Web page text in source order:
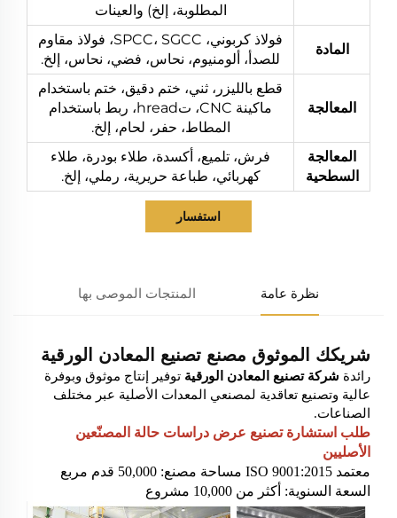
المطلوبة، إلخ) والعينات
المادة
فولاذ كربوني، SPCC، SGCC، فولاذ مقاوم
للصدأ، ألومنيوم، نحاس، فضي، نحاس، إلخ.
المعالجة
قطع بالليزر، ثني، ختم دقيق، ختم باستخدام
ماكينة CNC، تhread، ربط باستخدام
المطاط، حفر، لحام، إلخ.
المعالجة
السطحية
فرش، تلميع، أكسدة، طلاء بودرة، طلاء
كهربائي، طباعة حريرية، رملي، إلخ.
استفسار
نظرة عامة المنتجات الموصى بها
شريكك الموثوق مصنع تصنيع المعادن الورقية
رائدة شركة تصنيع المعادن الورقية توفير إنتاج موثوق وبوفرة
عالية وتصنيع تعاقدية لمصنعي المعدات الأصلية عبر مختلف
الصناعات.
طلب استشارة تصنيع عرض دراسات حالة المصنّعين
الأصليين
معتمد ISO 9001:2015
مساحة مصنع: 50,000 قدم مربع
السعة السنوية: أكثر من 10,000 مشروع